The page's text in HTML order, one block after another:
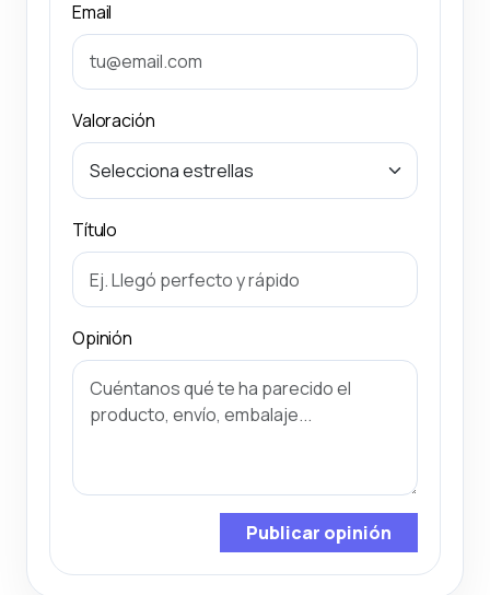
Email
Valoración
Título
Opinión
Publicar opinión